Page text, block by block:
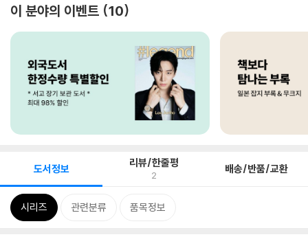
이 분야의 이벤트 10
도서정보 리뷰/한줄평
2 배송/반품/교환
시리즈 관련분류 품목정보